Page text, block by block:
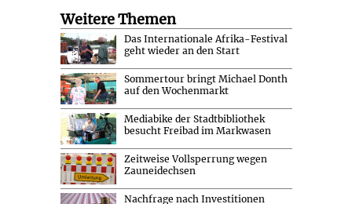
Weitere Themen
Das Internationale Afrika-Festival
geht wieder an den Start
Sommertour bringt Michael Donth
auf den Wochenmarkt
Mediabike der Stadtbibliothek
besucht Freibad im Markwasen
Zeitweise Vollsperrung wegen
Zauneidechsen
Nachfrage nach Investitionen